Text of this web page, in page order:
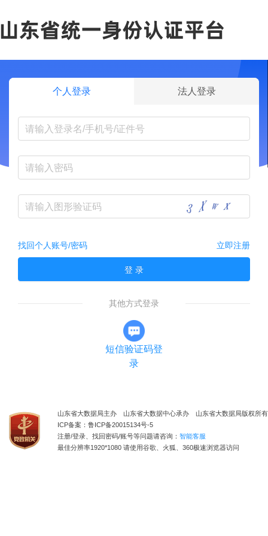
个人登录 法人登录
找回个人账号/密码 立即注册
登 录
其他方式登录
短信验证码登
录
山东省大数据局主办 山东省大数据中心承办 山东省大数据局版权所有
ICP备案：鲁ICP备20015134号-5
注册/登录、找回密码/账号等问题请咨询： 智能客服
最佳分辨率1920*1080 请使用谷歌、火狐、360极速浏览器访问